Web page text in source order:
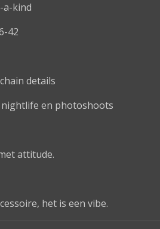
a-kind
42
details
en photoshoots
attitude.
het is een vibe.